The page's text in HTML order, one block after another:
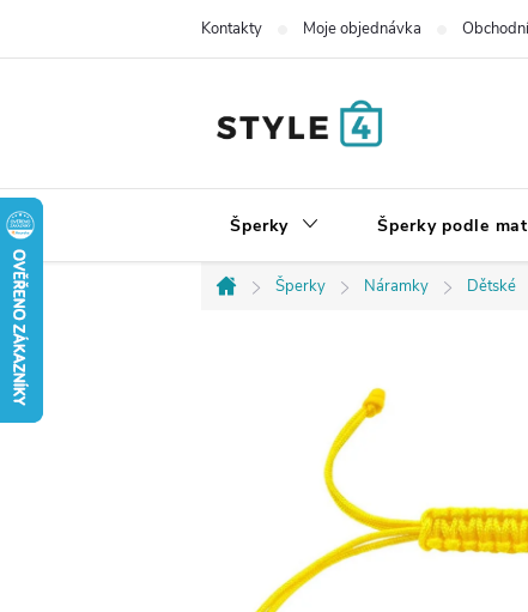
Kontakty Moje objednávka
Šperky Šperky podle
Domů
Šperky Náramky Dětské